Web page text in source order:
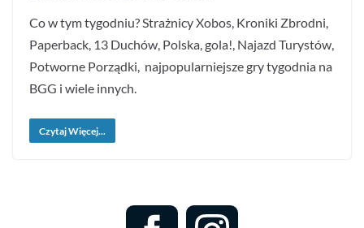
Co w tym tygodniu? Strażnicy Xobos, Kroniki Zbrodni,
Paperback, 13 Duchów, Polska, gola!, Najazd Turystów,
Potworne Porządki, najpopularniejsze gry tygodnia na
BGG i wiele innych.
Czytaj Więcej...